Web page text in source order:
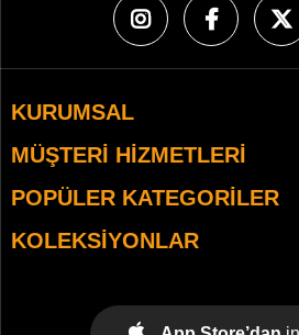
KURUMSAL
MÜŞTERI HIZMETLERI
POPÜLER KATEGORILER
KOLEKSIYONLAR